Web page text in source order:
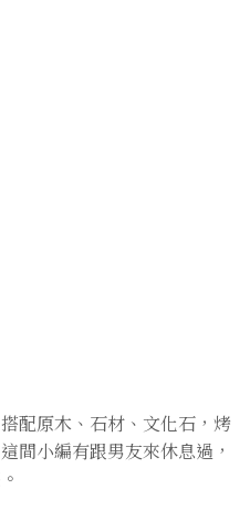
配原木、石材、文化石，烤
間小編有跟男友來休息過，